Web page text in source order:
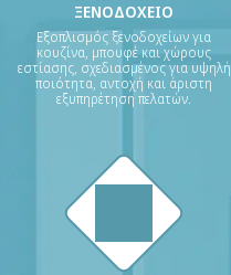
ΞΕΝΟΔΟΧΕΙΟ
Εξοπλισμός ξενοδοχείων για
κουζίνα, μπουφέ και χώρους
εστίασης, σχεδιασμένος για υψηλή
ποιότητα, αντοχή και άριστη
εξυπηρέτηση πελατών.